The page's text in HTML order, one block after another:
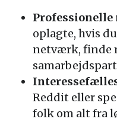
oplagte, hvis
netværk, finde
Reddit eller
folk om alt fra